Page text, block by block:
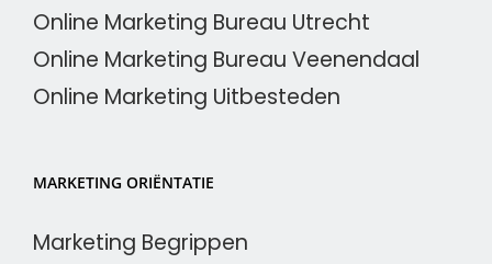
Online Marketing Bureau Utrecht
Online Marketing Bureau Veenendaal
Online Marketing Uitbesteden
MARKETING ORIËNTATIE
Marketing Begrippen